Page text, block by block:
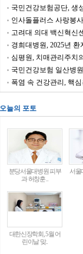
국민건강보험공단, 생
인사돌플러스 사랑봉
고려대 의대 백신혁신
경희대병원, 2025년 환
심평원, 치매관리주치
국민건강보험 일산병
폭염 속 건강관리, 핵심
오늘의 포토
분당서울대병원 피부
과 허창훈 ..
서울
대한신장학회, 5월 어
린이날 맞..